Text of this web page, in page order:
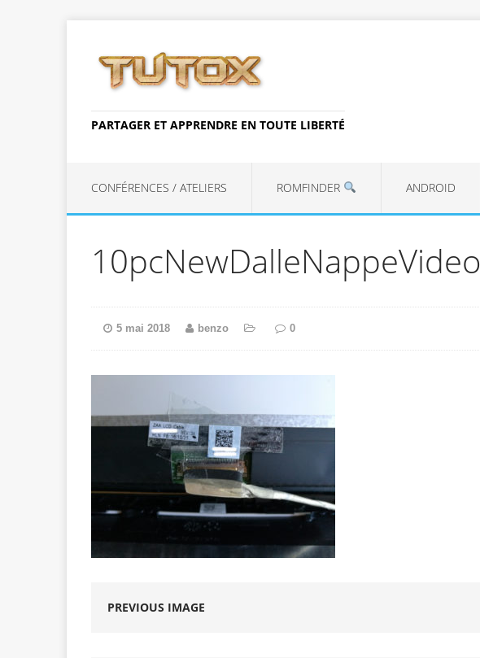
PARTAGER ET APPRENDRE EN TOUTE LIBERTÉ
CONFÉRENCES / ATELIERS ROMFINDER ANDROID
10pcNewDalleNappeVideo
5 mai 2018 benzo 0
PREVIOUS IMAGE